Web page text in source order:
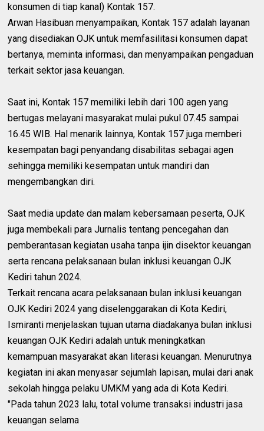
konsumen di tiap kanal) Kontak 157.
Arwan Hasibuan menyampaikan, Kontak 157 adalah layanan
yang disediakan OJK untuk memfasilitasi konsumen dapat
bertanya, meminta informasi, dan menyampaikan pengaduan
terkait sektor jasa keuangan.
Saat ini, Kontak 157 memiliki lebih dari 100 agen yang
bertugas melayani masyarakat mulai pukul 07.45 sampai
16.45 WIB. Hal menarik lainnya, Kontak 157 juga memberi
kesempatan bagi penyandang disabilitas sebagai agen
sehingga memiliki kesempatan untuk mandiri dan
mengembangkan diri.
Saat media update dan malam kebersamaan peserta, OJK
juga membekali para Jurnalis tentang pencegahan dan
pemberantasan kegiatan usaha tanpa ijin disektor keuangan
serta rencana pelaksanaan bulan inklusi keuangan OJK
Kediri tahun 2024.
Terkait rencana acara pelaksanaan bulan inklusi keuangan
OJK Kediri 2024 yang diselenggarakan di Kota Kediri,
Ismiranti menjelaskan tujuan utama diadakanya bulan inklusi
keuangan OJK Kediri adalah untuk meningkatkan
kemampuan masyarakat akan literasi keuangan. Menurutnya
kegiatan ini akan menyasar sejumlah lapisan, mulai dari anak
sekolah hingga pelaku UMKM yang ada di Kota Kediri.
"Pada tahun 2023 lalu, total volume transaksi industri jasa
keuangan selama